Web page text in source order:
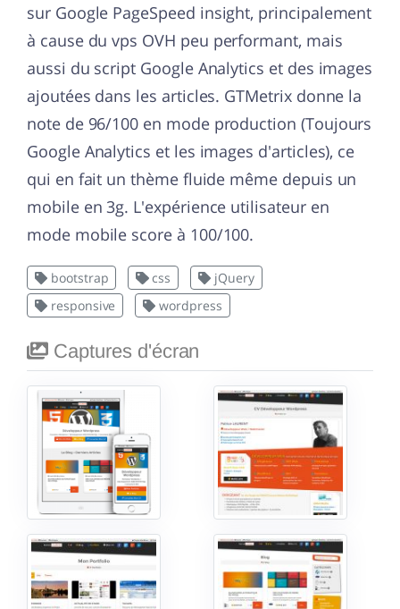
sur Google PageSpeed insight, principalement
à cause du vps OVH peu performant, mais
aussi du script Google Analytics et des images
ajoutées dans les articles. GTMetrix donne la
note de 96/100 en mode production (Toujours
Google Analytics et les images d'articles), ce
qui en fait un thème fluide même depuis un
mobile en 3g. L'expérience utilisateur en
mode mobile score à 100/100.
bootstrap css
jQuery
responsive
wordpress
Captures d'écran